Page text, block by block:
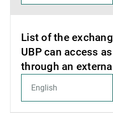
List of the
UBP can access
through an